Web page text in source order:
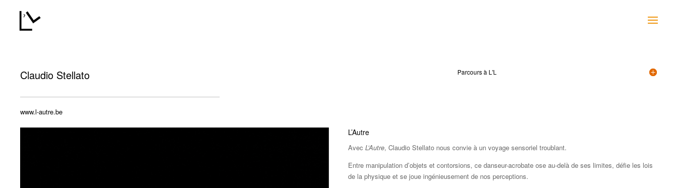
Claudio Stellato
www.l-autre.be
Parcours à L'L
L’Autre
Avec L’Autre, Claudio Stellato nous convie à un voyage sensoriel troublant.
Entre manipulation d’objets et contorsions, ce danseur-acrobate ose au-delà de ses limites, défie les lois
de la physique et se joue ingénieusement de nos perceptions.